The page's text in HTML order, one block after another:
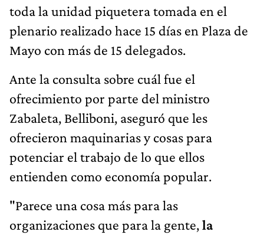
toda la unidad piquetera tomada en el
plenario realizado hace 15 días en Plaza de
Mayo con más de 15 delegados.
Ante la consulta sobre cuál fue el
ofrecimiento por parte del ministro
Zabaleta, Belliboni, aseguró que les
ofrecieron maquinarias y cosas para
potenciar el trabajo de lo que ellos
entienden como economía popular.
"Parece una cosa más para las
organizaciones que para la gente,la